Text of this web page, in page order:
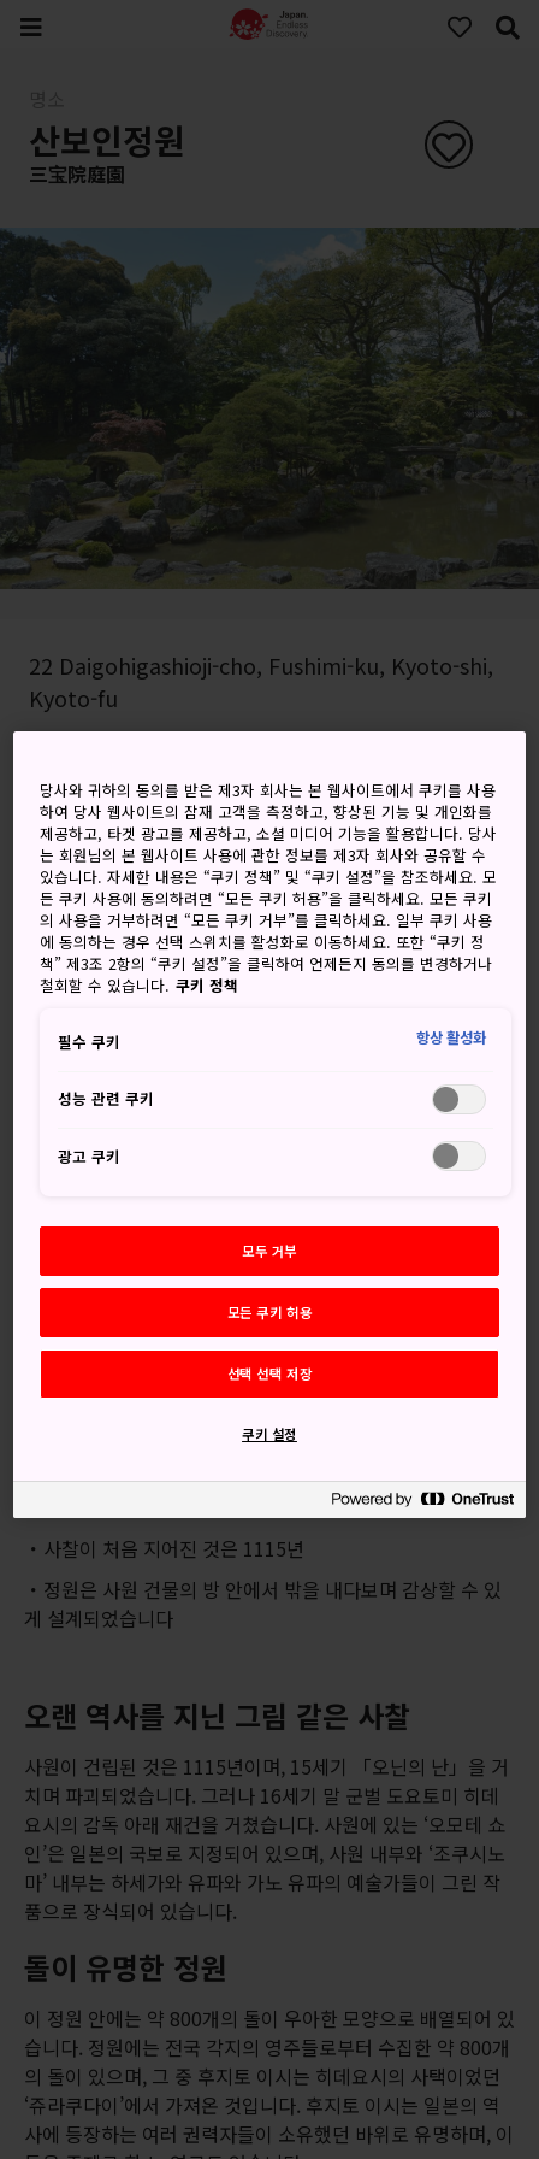
산보인정원
三宝院庭園
22 Daigohigashioji-cho, Fushimi-ku, Kyoto-shi,
Kyoto-fu
환승 정보 받기
키워드 지도
소박하고 아담한 사찰의 화려한 정
로서, 도요토미 히데요시가 설계한 정원이 있습니다.
오시는 길
교토역에서 JR 비와코선 또는 고세이선을 타고 야마시나역에
서 도자이 지하철로 환승합니다. 이후 다이고역에서 내려 도보
로 약 13분 정도 이동합니다. 교토역 또는 야마시나역을 출발
하는 버스를 타고 다이고지 또는 다이고지마에에서 내리는 방
법도 있습니다.
간단한 정보
사원 정원의 ‘후지토 이시’ 바위들은 이를 주제로 한 고전 연
사찰이 처음 지어진 것은 1115년
정원은 사원 건물의 방 안에서 밖을 내다보며 감상할 수 있
게 설계되었습니다
오랜 역사를 지닌 그림 같은 사찰
사원이 건립된 것은 1115년이며, 15세기 「오닌의 난」을 거
치며 파괴되었습니다. 그러나 16세기 말 군벌 도요토미 히데
요시의 감독 아래 재건을 거쳤습니다. 사원에 있는 ‘오모테 쇼
인’은 일본의 국보로 지정되어 있으며, 사원 내부와 ‘조쿠시노
마’ 내부는 하세가와 유파와 가노 유파의 예술가들이 그린 작
품으로 장식되어 있습니다.
돌이 유명한 정원
이 정원 안에는 약 800개의 돌이 우아한 모양으로 배열되어 있
습니다. 정원에는 전국 각지의 영주들로부터 수집한 약 800개
의 돌이 있으며, 그 중 후지토 이시는 히데요시의 사택이었던
‘쥬라쿠다이’에서 가져온 것입니다. 후지토 이시는 일본의 역
사에 등장하는 여러 권력자들이 소유했던 바위로 유명하며, 이
당사와 귀하의 동의를 받은 제3자 회사는 본 웹사이트에서 쿠키를 사용
하여 당사 웹사이트의 잠재 고객을 측정하고, 향상된 기능 및 개인화를
제공하고, 타겟 광고를 제공하고, 소셜 미디어 기능을 활용합니다. 당사
는 회원님의 본 웹사이트 사용에 관한 정보를 제3자 회사와 공유할 수
있습니다. 자세한 내용은 “쿠키 정책” 및 “쿠키 설정”을 참조하세요. 모
든 쿠키 사용에 동의하려면 “모든 쿠키 허용”을 클릭하세요. 모든 쿠키
의 사용을 거부하려면 “모든 쿠키 거부”를 클릭하세요. 일부 쿠키 사용
에 동의하는 경우 선택 스위치를 활성화로 이동하세요. 또한 “쿠키 정
책” 제3조 2항의 “쿠키 설정”을 클릭하여 언제든지 동의를 변경하거나
철회할 수 있습니다. 쿠키 정책
필수 쿠키 항상 활성화
성능 관련 쿠키
광고 쿠키
모두 거부
모든 쿠키 허용
선택 선택 저장
쿠키 설정